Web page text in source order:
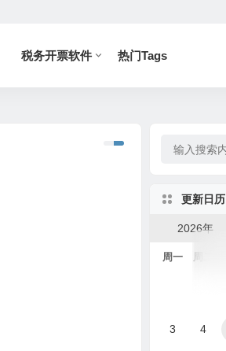
税务开票软件 热门Tags
更新日历
2026年
周一 周二
3 4